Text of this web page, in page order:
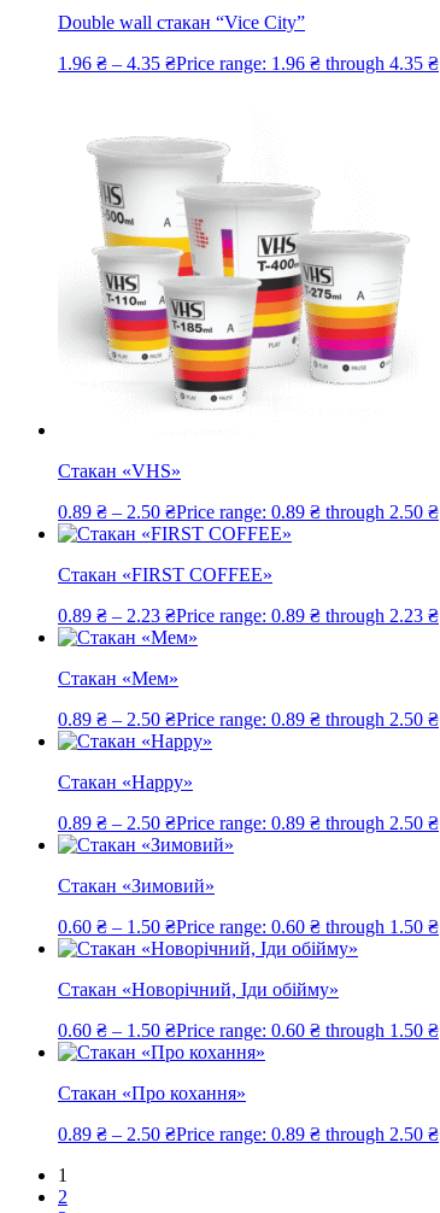
Double wall стакан “Vice City”
1.96 ₴ – 4.35 ₴Price range: 1.96 ₴ through 4.35 ₴
Стакан «VHS»
0.89 ₴ – 2.50 ₴Price range: 0.89 ₴ through 2.50 ₴
Стакан «FIRST COFFEE»
0.89 ₴ – 2.23 ₴Price range: 0.89 ₴ through 2.23 ₴
Стакан «Мем»
0.89 ₴ – 2.50 ₴Price range: 0.89 ₴ through 2.50 ₴
Стакан «Happy»
0.89 ₴ – 2.50 ₴Price range: 0.89 ₴ through 2.50 ₴
Стакан «Зимовий»
0.60 ₴ – 1.50 ₴Price range: 0.60 ₴ through 1.50 ₴
Стакан «Новорічний, Іди обійму»
0.60 ₴ – 1.50 ₴Price range: 0.60 ₴ through 1.50 ₴
Стакан «Про кохання»
0.89 ₴ – 2.50 ₴Price range: 0.89 ₴ through 2.50 ₴
1
2